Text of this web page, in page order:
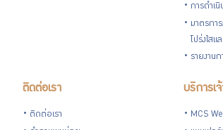
การดำเ
มาตรกา
โปร่งใสแ
รายงานก
ติดต่อเรา
ติดต่อเรา
บริการเ
MCS